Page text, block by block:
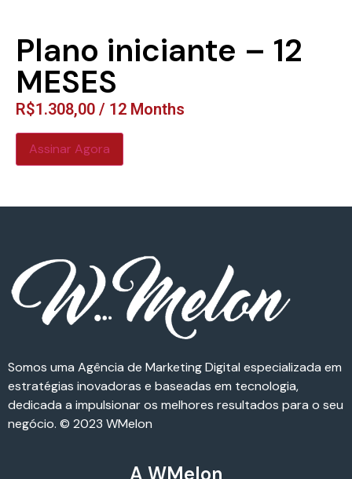
Plano iniciante – 12
MESES
R$1.308,00 / 12 Months
Assinar Agora
Somos uma Agência de Marketing Digital especializada em
estratégias inovadoras e baseadas em tecnologia,
dedicada a impulsionar os melhores resultados para o seu
negócio. © 2023 WMelon
A WMelon